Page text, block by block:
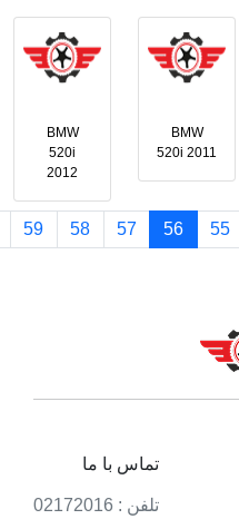
BMW
520i 2011
BMW
520i
2012
55
56
57
58
59
تماس با ما
تلفن : 02172016